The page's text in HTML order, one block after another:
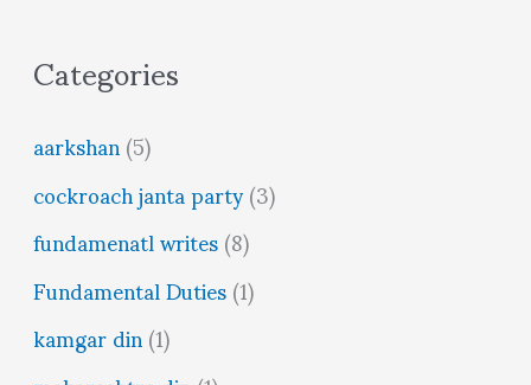
Categories
aarkshan(5)
cockroach janta party(3)
fundamenatl writes(8)
Fundamental Duties(1)
kamgar din(1)